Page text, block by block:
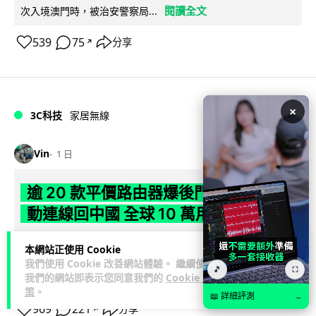
本網站正使用 Cookie
我們使用 Cookie 改善網站體驗。 繼續使用
我們的網站即表示您同意我們的 Cookie 政
策 。
次入境澳門時，被治安警察局...
閱讀全文
539 75 ↗ 分享
3C科技 家居無線
Vin 1 日
逾 20 款平價路由器爆後門 每 35 秒自
動連線回中國 全球 10 萬用家私隱堪憂
網絡安全公司 VulnCheck 揭發中國智博通電子（Zbtlink）生產
的 20 多款路由器內置後門程式「Endlessdoors」（無盡... 閱
讀全文
969 221 ↗ 分享
×
🎵 ⛶
📖 詳細評測 →